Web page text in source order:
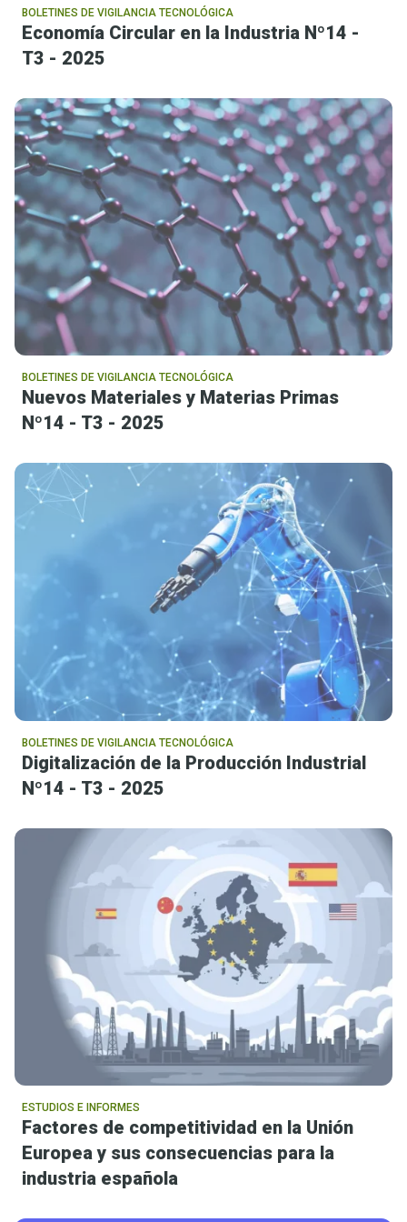
BOLETINES DE VIGILANCIA TECNOLÓGICA
Economía Circular en la Industria Nº14 -
T3 - 2025
BOLETINES DE VIGILANCIA TECNOLÓGICA
Nuevos Materiales y Materias Primas
Nº14 - T3 - 2025
BOLETINES DE VIGILANCIA TECNOLÓGICA
Digitalización de la Producción Industrial
Nº14 - T3 - 2025
ESTUDIOS E INFORMES
Factores de competitividad en la Unión
Europea y sus consecuencias para la
industria española